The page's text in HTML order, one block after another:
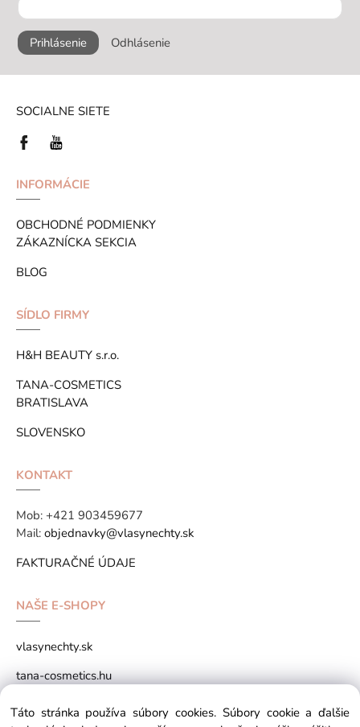
Prihlásenie Odhlásenie
SOCIALNE SIETE
INFORMÁCIE
OBCHODNÉ PODMIENKY
ZÁKAZNÍCKA SEKCIA
BLOG
SÍDLO FIRMY
H&H BEAUTY s.r.o.
TANA-COSMETICS
BRATISLAVA
SLOVENSKO
KONTAKT
Mob: +421 903459677
Mail: objednavky@vlasynechty.sk
FAKTURAČNÉ ÚDAJE
NAŠE E-SHOPY
vlasynechty.sk
tana-cosmetics.hu
tana-cosmetics.sk
Táto stránka používa súbory cookies. Súbory cookie a ďalšie